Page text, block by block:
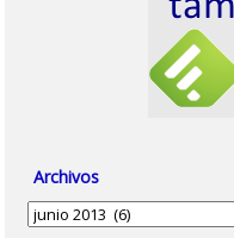
Archivos
Archivos